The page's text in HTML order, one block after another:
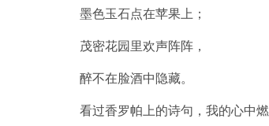
墨色玉石点在苹果上；
茂密花园里欢声阵阵，
醉不在脸酒中隐藏。
看过香罗帕上的诗句，我的心中